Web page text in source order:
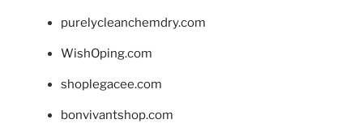
purelycleanchemdry.com
WishOping.com
shoplegacee.com
bonvivantshop.com